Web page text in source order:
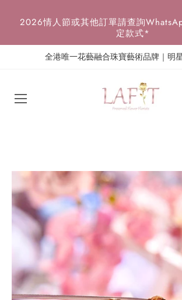
2026情人節或其他訂單請查詢
定款式*
全港唯一花藝融合珠寶藝術品牌｜明
{{currency}}{{discount}} discount